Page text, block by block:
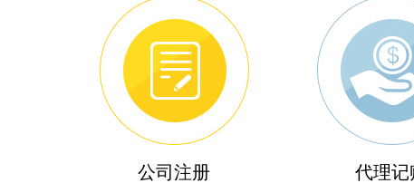
公司注册 代理记